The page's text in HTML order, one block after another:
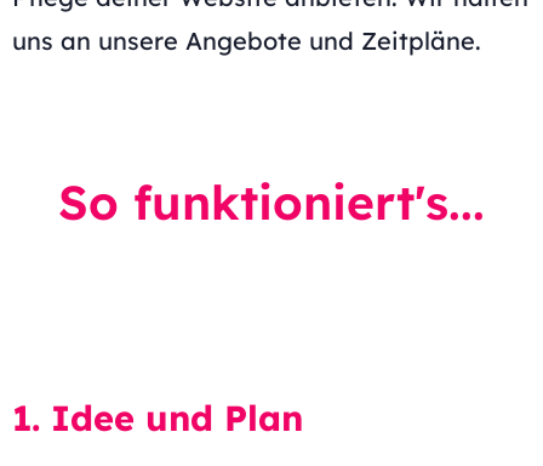
uns an unsere Angebote und Zeitpläne.
So funktioniert's...
1. Idee und Plan